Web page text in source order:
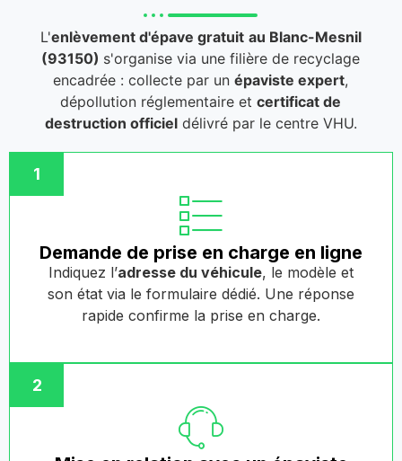
L'enlèvement d'épave gratuit au Blanc-Mesnil
(93150) s'organise via une filière de recyclage
encadrée : collecte par unépaviste expert,
dépollution réglementaire etcertificat de
destruction officieldélivré par le centre VHU.
1
Demande de prise en charge en ligne
Indiquez l’adresse du véhicule, le modèle et
son état via le formulaire dédié. Une réponse
rapide confirme la prise en charge.
2